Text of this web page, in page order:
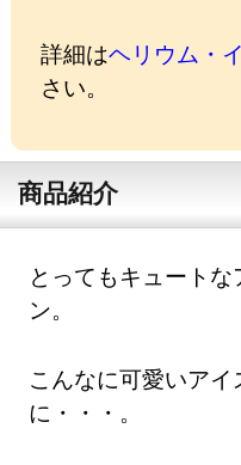
詳細はヘリウム・
さい。
商品紹介
とってもキュート
ン。
こんなに可愛いア
に・・・。